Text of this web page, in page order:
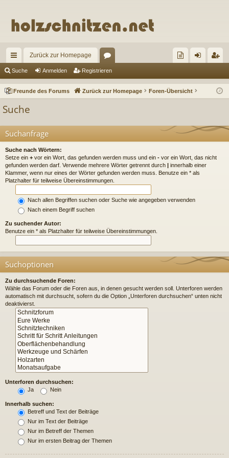
ch
ne
riff
Zurück zur Homepage
or
en un
s
ru
m
n
ist
n
Suche Anmelden Registrieren
Freunde des Forums Zurück zur Homepage Foren-Übersicht
Suche
Suchanfrage
Suche nach Wörtern:
Setze ein + vor ein Wort, das gefunden werden muss und ein - vor ein Wort, das nicht
gefunden werden darf. Verwende mehrere Wörter getrennt durch | innerhalb einer
Klammer, wenn nur eines der Wörter gefunden werden muss. Benutze ein * als
Platzhalter für teilweise Übereinstimmungen.
Nach allen Begriffen suchen oder Suche wie angegeben verwenden
Nach einem Begriff suchen
Zu suchender Autor:
Benutze ein * als Platzhalter für teilweise Übereinstimmungen.
Suchoptionen
Zu durchsuchende Foren:
Wähle das Forum oder die Foren aus, in denen gesucht werden soll. Unterforen werden
automatisch mit durchsucht, sofern du die Option „Unterforen durchsuchen“ unten nicht
deaktivierst.
Unterforen durchsuchen:
Ja
Nein
Innerhalb suchen:
Betreff und Text der Beiträge
Nur im Text der Beiträge
Nur im Betreff der Themen
Nur im ersten Beitrag der Themen